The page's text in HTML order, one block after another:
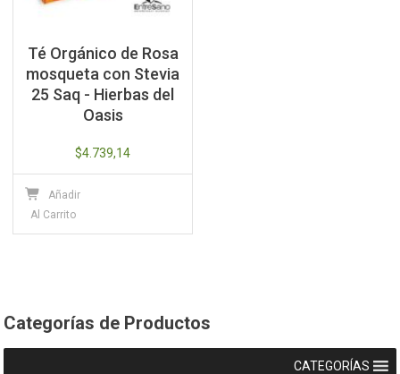
Té Orgánico de Rosa
mosqueta con Stevia
25 Saq - Hierbas del
Oasis
$4.739,14
Añadir
Al Carrito
Categorías de Productos
CATEGORÍAS